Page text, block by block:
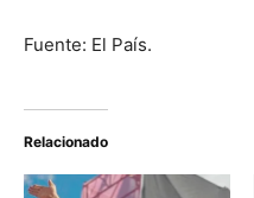
Fuente: El País.
Relacionado